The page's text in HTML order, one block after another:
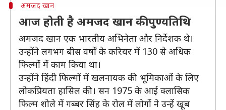
अमजद खान
आज होती है अमजद खान की पुण्यतिथि
अमजद खान एक भारतीय अभिनेता और निर्देशक थे।
उन्होंने लगभग बीस वर्षों के करियर में 130 से अधिक
फिल्मों में काम किया था।
उन्होंने हिंदी फिल्मों में खलनायक की भूमिकाओं के लिए
लोकप्रियता हासिल की। सन 1975 के आई क्लासिक
फिल्म शोले में गब्बर सिंह के रोल में लोगों ने उन्हें खूब